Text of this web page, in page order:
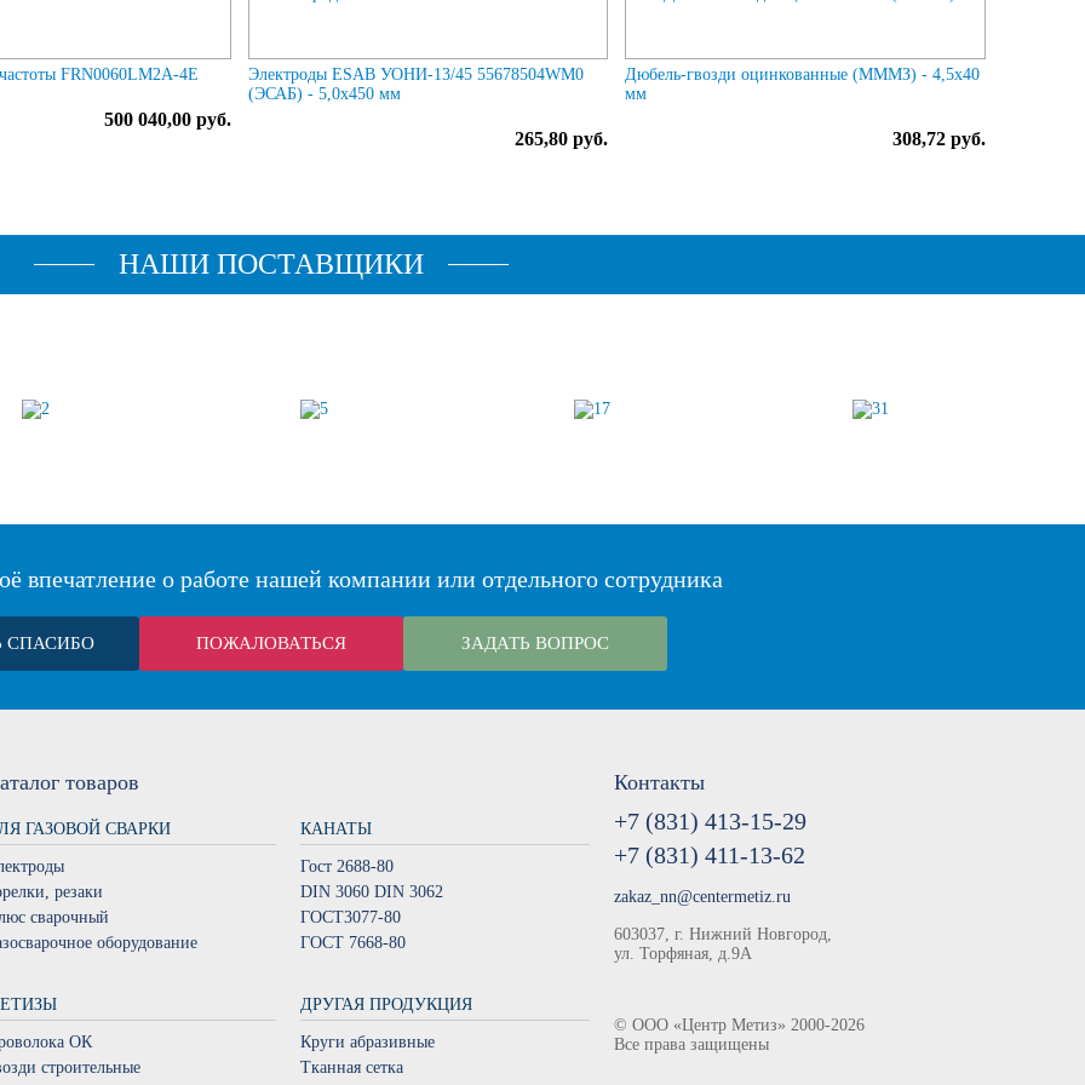
FRN0060LM2A-4E
500 040,00 руб.
Электроды ESAB УОНИ-13/45 55678504WM0
(ЭСАБ) - 5,0х450 мм
265,80 руб.
Дюбель-гвозди оцинкованные (МММЗ) - 4,5х40
мм
308,72 руб.
НАШИ ПОСТАВЩИКИ
впечатление о работе нашей компании или отдельного сотрудника
СПАСИБО ПОЖАЛОВАТЬСЯ ЗАДАТЬ ВОПРОС
товаров
ГАЗОВОЙ СВАРКИ
резаки
сварочный
оборудование
КАНАТЫ
Гост 2688-80
DIN 3060 DIN 3062
ГОСТ3077-80
ГОСТ 7668-80
ОК
строительные
ДРУГАЯ ПРОДУКЦИЯ
Круги абразивные
Тканная сетка
Контакты
+7 (831) 413-15-29
+7 (831) 411-13-62
zakaz_nn@centermetiz.ru
603037, г. Нижний Новгород,
ул. Торфяная, д.9А
©ООО «Центр Метиз» 2000-2026
Все права защищены